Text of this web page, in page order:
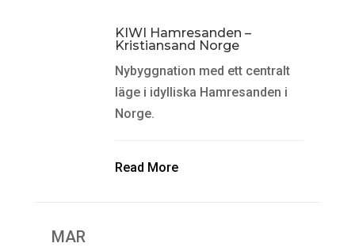
KIWI Hamresanden –
Kristiansand Norge
Nybyggnation med ett centralt
läge i idylliska Hamresanden i
Norge.
Read More
MAR